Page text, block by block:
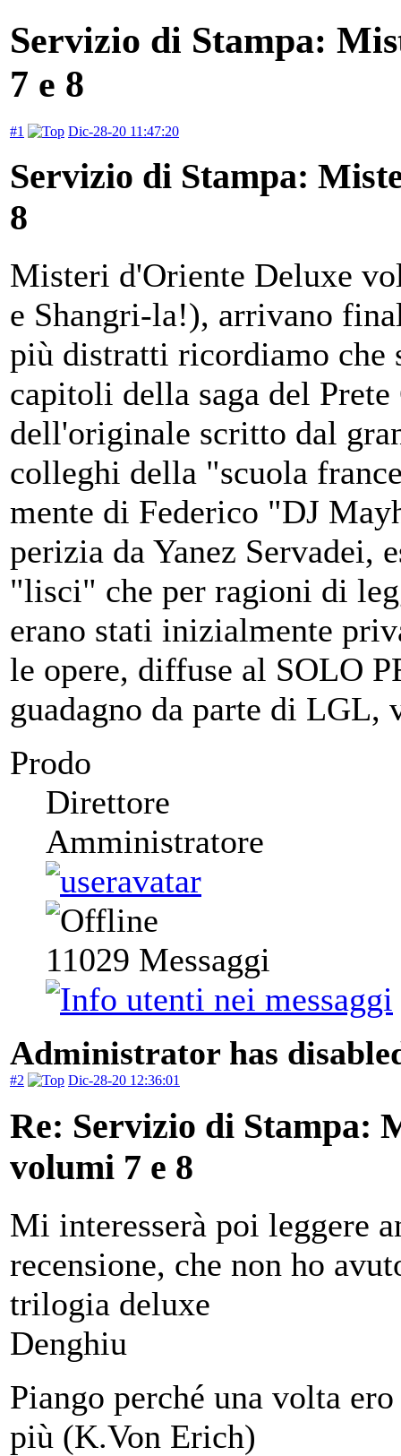
Servizio di Stampa:
7 e 8
#1 Dic-28-20 11:47:20
Servizio di Stampa:
8
Misteri d'Oriente Deluxe
e Shangri-la!), arrivano
più distratti ricordiamo che
capitoli della saga del
dell'originale scritto dal
colleghi della "scuola
mente di Federico "DJ
perizia da Yanez Servadei,
"lisci" che per ragioni di
erano stati inizialmente
le opere, diffuse al SOLO
guadagno da parte di LGL,
Prodo
Direttore
Amministratore
11029 Messaggi
Administrator has
#2 Dic-28-20 12:36:01
Re: Servizio di Stampa:
volumi 7 e 8
Mi interesserà poi leggere
recensione, che non ho
trilogia deluxe
Denghiu
Piango perché una volta
più (K.Von Erich)